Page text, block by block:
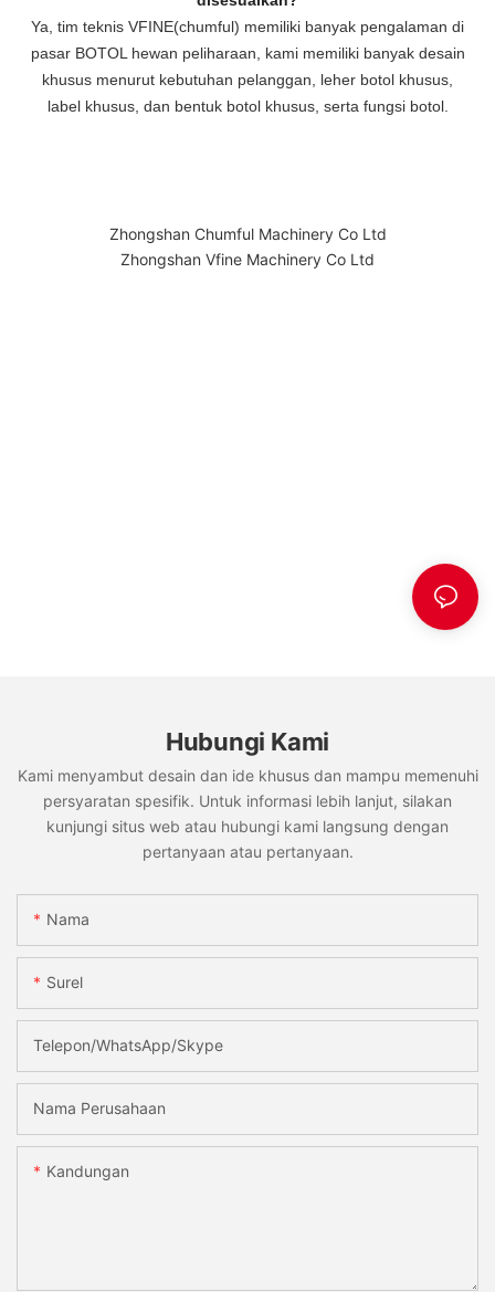
Ya, tim teknis VFINE(chumful) memiliki banyak pengalaman di
pasar BOTOL hewan peliharaan, kami memiliki banyak desain
khusus menurut kebutuhan pelanggan, leher botol khusus,
label khusus, dan bentuk botol khusus, serta fungsi botol.
Zhongshan Chumful Machinery Co Ltd
Zhongshan Vfine Machinery Co Ltd
Hubungi Kami
Kami menyambut desain dan ide khusus dan mampu memenuhi
persyaratan spesifik. Untuk informasi lebih lanjut, silakan
kunjungi situs web atau hubungi kami langsung dengan
pertanyaan atau pertanyaan.
Nama
Surel
Telepon/WhatsApp/Skype
Nama Perusahaan
Kandungan